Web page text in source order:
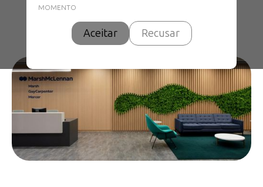
MOMENTO
Aceitar Recusar